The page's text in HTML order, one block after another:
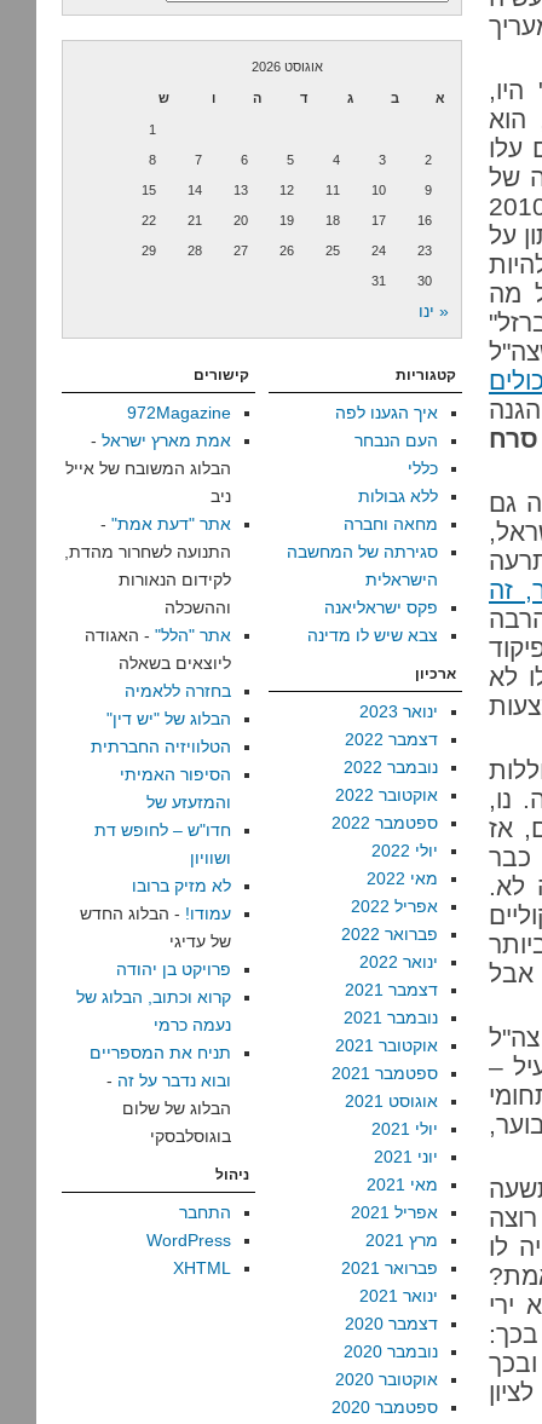
הוא
עלו
של
על
יכול להיות
מה
סרח
גם
זה
לא
נו,
אז
כבר
לא.
קוליים
אבל
התחילו לבנות אותה ב-2003. צה"ל
–
לו
ירי
אוגוסט 2026
א ב ג ד ה ו ש
1
2
3
4
5
6
7
8
9
10
11
12
13
14
15
16
17
18
19
20
21
22
23
24
25
26
27
28
29
30
31
« ינו
קטגוריות
איך הגענו לפה
העם הנבחר
כללי
ללא גבולות
מחאה וחברה
סגירתה של המחשבה
הישראלית
פקס ישראליאנה
צבא שיש לו מדינה
ארכיון
ינואר 2023
דצמבר 2022
נובמבר 2022
אוקטובר 2022
ספטמבר 2022
יולי 2022
מאי 2022
אפריל 2022
פברואר 2022
ינואר 2022
דצמבר 2021
נובמבר 2021
אוקטובר 2021
ספטמבר 2021
אוגוסט 2021
יולי 2021
יוני 2021
מאי 2021
אפריל 2021
מרץ 2021
פברואר 2021
ינואר 2021
דצמבר 2020
נובמבר 2020
אוקטובר 2020
ספטמבר 2020
קישורים
972Magazine
אמת מארץ ישראל -
הבלוג המשובח של אייל
ניב
אתר "דעת אמת" -
התנועה לשחרור מהדת,
לקידום הנאורות
וההשכלה
אתר "הלל" - האגודה
ליוצאים בשאלה
בחזרה ללאמיה
הבלוג של "יש דין"
הטלוויזיה החברתית
הסיפור האמיתי
והמזעזע של
חדו"ש – לחופש דת
ושוויון
לא מזיק ברובו
עמודו! - הבלוג החדש
של עדיגי
פרויקט בן יהודה
קרוא וכתוב, הבלוג של
נעמה כרמי
תניח את המספריים
ובוא נדבר על זה -
הבלוג של שלום
בוגוסלבסקי
ניהול
התחבר
WordPress
XHTML